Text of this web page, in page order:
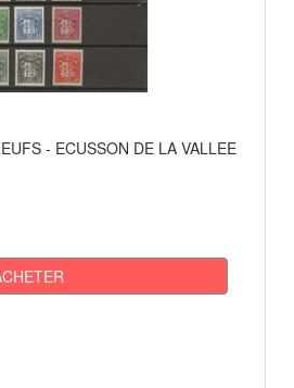
- ECUSSON DE LA VALLEE